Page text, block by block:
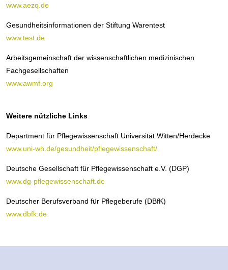
www.aezq.de
Gesundheitsinformationen der Stiftung Warentest
www.test.de
Arbeitsgemeinschaft der wissenschaftlichen medizinischen
Fachgesellschaften
www.awmf.org
Weitere nützliche Links
Department für Pflegewissenschaft Universität Witten/Herdecke
www.uni-wh.de/gesundheit/pflegewissenschaft/
Deutsche Gesellschaft für Pflegewissenschaft e.V. (DGP)
www.dg-pflegewissenschaft.de
Deutscher Berufsverband für Pflegeberufe (DBfK)
www.dbfk.de